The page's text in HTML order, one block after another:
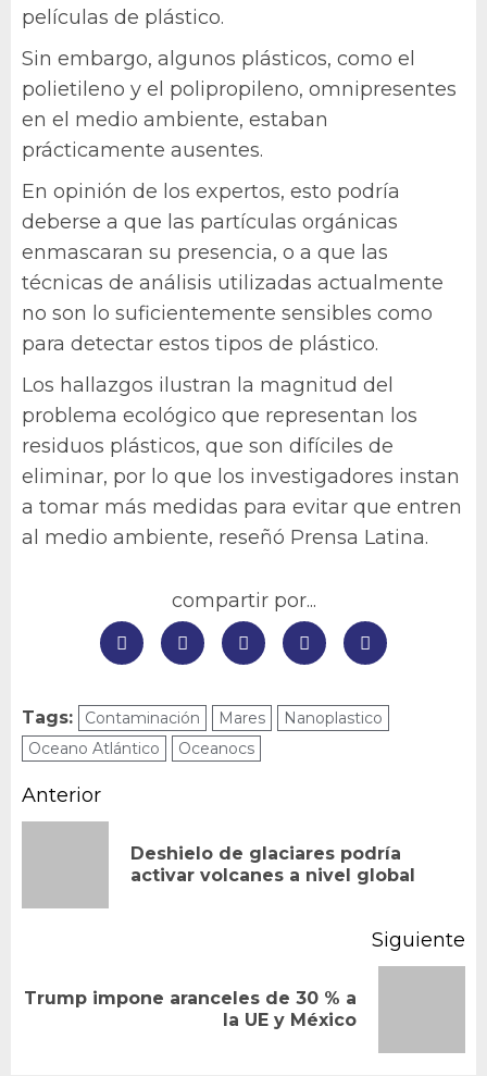
películas de plástico.
Sin embargo, algunos plásticos, como el
polietileno y el polipropileno, omnipresentes
en el medio ambiente, estaban
prácticamente ausentes.
En opinión de los expertos, esto podría
deberse a que las partículas orgánicas
enmascaran su presencia, o a que las
técnicas de análisis utilizadas actualmente
no son lo suficientemente sensibles como
para detectar estos tipos de plástico.
Los hallazgos ilustran la magnitud del
problema ecológico que representan los
residuos plásticos, que son difíciles de
eliminar, por lo que los investigadores instan
a tomar más medidas para evitar que entren
al medio ambiente, reseñó Prensa Latina.
compartir por...
Tags: Contaminación Mares
Nanoplastico
Oceano Atlántico
Oceanocs
Navegación
entradas
Anterior
Deshielo de glaciares podría
activar volcanes a nivel global
Siguiente
Siguiente
Trump impone aranceles de 30 % a
la UE y México